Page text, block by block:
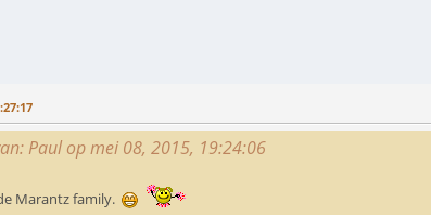
Paul op mei 08, 2015, 19:24:06
Marantz family.